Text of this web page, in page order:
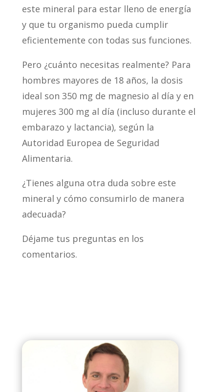
este mineral para estar lleno de energía
y que tu organismo pueda cumplir
eficientemente con todas sus funciones.
Pero ¿cuánto necesitas realmente? Para
hombres mayores de 18 años, la dosis
ideal son 350 mg de magnesio al día y en
mujeres 300 mg al día (incluso durante el
embarazo y lactancia), según la
Autoridad Europea de Seguridad
Alimentaria.
¿Tienes alguna otra duda sobre este
mineral y cómo consumirlo de manera
adecuada?
Déjame tus preguntas en los
comentarios.